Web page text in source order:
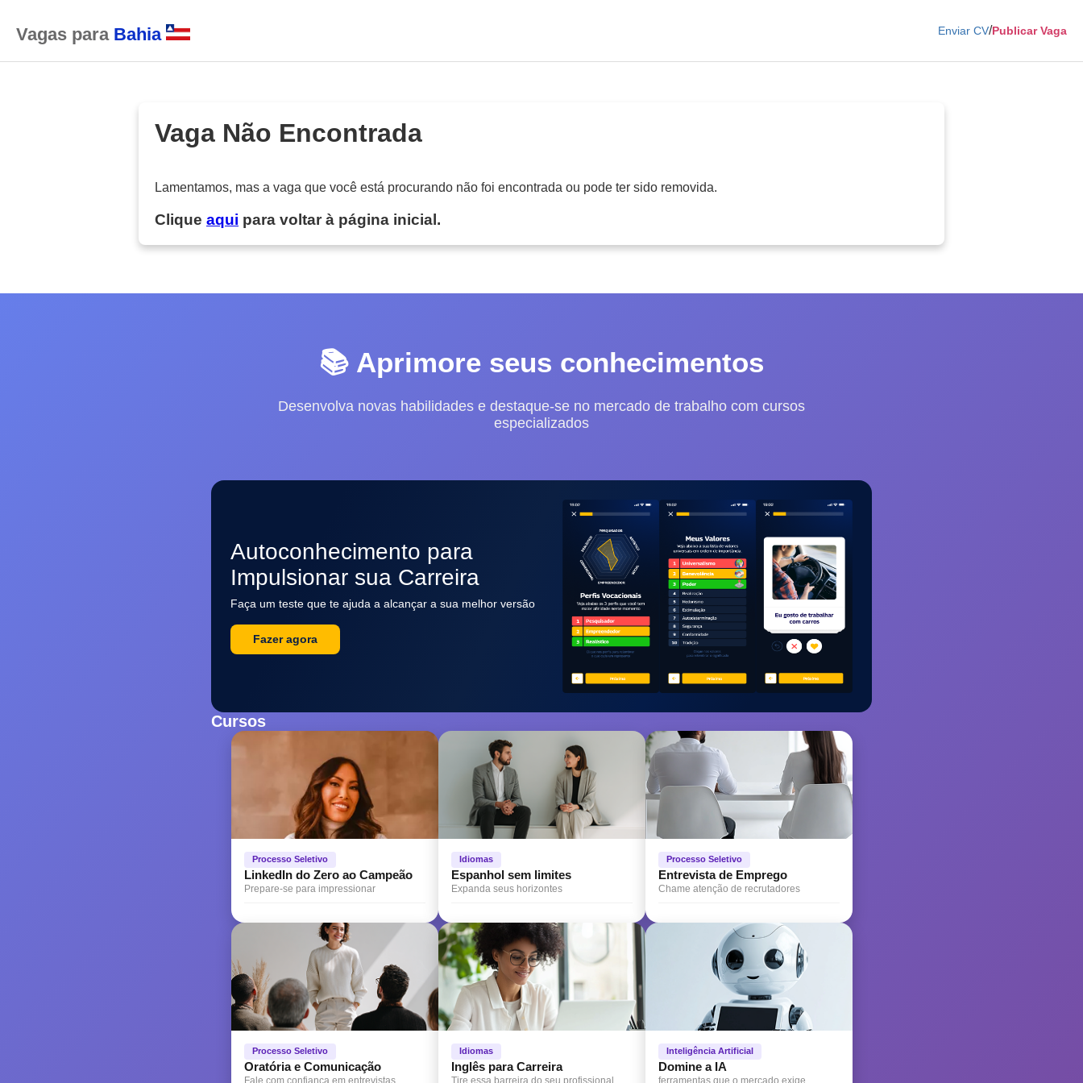
Vagas para Bahia Enviar CV/Publicar Vaga
Vaga Não Encontrada
Lamentamos, mas a vaga que você está procurando não foi encontrada ou pode ter sido removida.
Clique aqui para voltar à página inicial.
📚 Aprimore seus conhecimentos
Desenvolva novas habilidades e destaque-se no mercado de trabalho com cursos
especializados
Autoconhecimento para
Impulsionar sua Carreira
Faça um teste que te ajuda a alcançar a sua melhor versão
Fazer agora
Cursos
Processo Seletivo
LinkedIn do Zero ao Campeão
Prepare-se para impressionar
Idiomas
Espanhol sem limites
Expanda seus horizontes
Processo Seletivo
Entrevista de Emprego
Chame atenção de recrutadores
Processo Seletivo
Oratória e Comunicação
Fale com confiança em entrevistas
Idiomas
Inglês para Carreira
Tire essa barreira do seu profissional
Inteligência Artificial
Domine a IA
ferramentas que o mercado exige